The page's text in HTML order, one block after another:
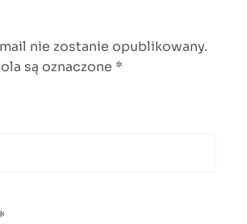
nie zostanie opublikowany.
są oznaczone *